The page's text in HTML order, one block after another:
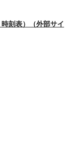
刻表）（外部サイ